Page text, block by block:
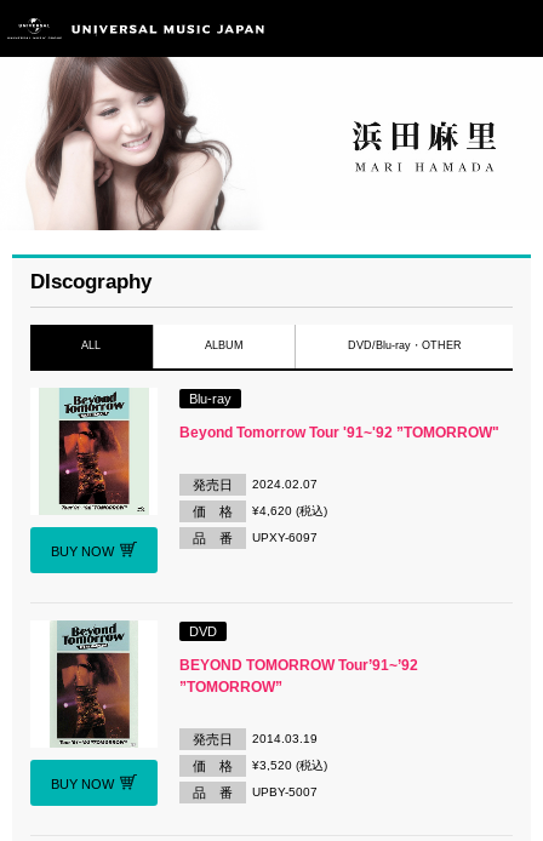
DIscography
ALL ALBUM DVD/Blu-ray・OTHER
BUY NOW
Blu-ray
Beyond Tomorrow Tour '91~'92 ”TOMORROW"
発売日 2024.02.07
価 格 ¥4,620 (税込)
品 番 UPXY-6097
BUY NOW
DVD
BEYOND TOMORROW Tour’91~’92
”TOMORROW”
発売日 2014.03.19
価 格 ¥3,520 (税込)
品 番 UPBY-5007